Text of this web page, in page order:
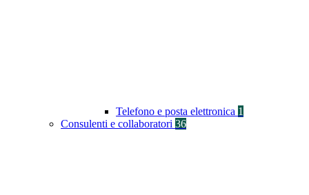
Telefono e posta elettronica 1
Consulenti e collaboratori 36